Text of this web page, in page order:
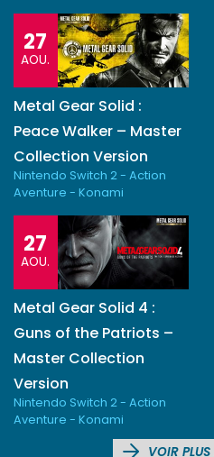
27
AOU.
Metal Gear Solid :
Peace Walker – Master
Collection Version
Nintendo Switch 2 - Action
Aventure - Konami
27
AOU.
Metal Gear Solid 4 :
Guns of the Patriots –
Master Collection
Version
Nintendo Switch 2 - Action
Aventure - Konami
VOIR